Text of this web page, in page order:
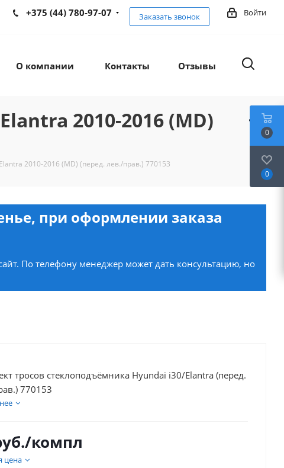
Войти
+375 (44) 780-97-07 Заказать звонок
О компании Контакты Отзывы
2010-2016 (MD)
2010-2016 (MD) (перед. лев./прав.) 770153
при оформлении заказа
По телефону менеджер может дать консультацию, но
тросов стеклоподъёмника Hyundai i30/Elantra (перед.
770153
/компл
цена
0
0